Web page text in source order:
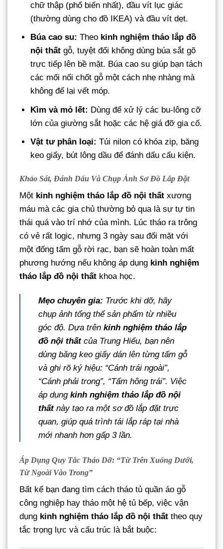
chữ thập (phổ biến nhất), đầu vít lục giác
(thường dùng cho đồ IKEA) và đầu vít dẹt.
Búa cao su: Theo kinh nghiệm tháo lắp đồ
nội thất gỗ, tuyệt đối không dùng búa sắt gõ
trực tiếp lên bề mặt. Búa cao su giúp bạn tách
các mối nối chốt gỗ một cách nhẹ nhàng mà
không để lại vết móp.
Kìm và mỏ lết: Dùng để xử lý các bu-lông cỡ
lớn của giường sắt hoặc các hệ giá đỡ gia cố.
Vật tư phân loại: Túi nilon có khóa zip, băng
keo giấy, bút lông dầu để đánh dấu cấu kiện.
Khảo Sát, Đánh Dấu Và Chụp Ảnh Sơ Đồ Lắp Đặt
Một kinh nghiệm tháo lắp đồ nội thất xương
máu mà các gia chủ thường bỏ qua là sự tự tin
thái quá vào trí nhớ của mình. Lúc tháo ra trông
có vẻ rất logic, nhưng 3 ngày sau đối mặt với
một đống tấm gỗ rời rạc, bạn sẽ hoàn toàn mất
phương hướng nếu không áp dụng kinh nghiệm
tháo lắp đồ nội thất khoa học.
Mẹo chuyên gia: Trước khi dỡ, hãy
chụp ảnh tổng thể sản phẩm từ nhiều
góc độ. Dựa trên kinh nghiệm tháo lắp
đồ nội thấtcủa Trung Hiếu, bạn nên
dùng băng keo giấy dán lên từng tấm gỗ
và ghi rõ ký hiệu: “Cánh trái ngoài”,
“Cánh phải trong”, “Tấm hông trái”. Việc
áp dụng kinh nghiệm tháo lắp đồ nội
thấtnày tạo ra một sơ đồ lắp đặt trực
quan, giúp quá trình tái lắp ráp tại nhà
mới nhanh hơn gấp 3 lần.
Áp Dụng Quy Tắc Tháo Dỡ: “Từ Trên Xuống Dưới,
Từ Ngoài Vào Trong”
Bất kể bạn đang tìm cách tháo tủ quần áo gỗ
công nghiệp hay tháo một hệ tủ bếp, việc vận
dụng kinh nghiệm tháo lắp đồ nội thất theo quy
tắc trọng lực và cấu trúc là bắt buộc: